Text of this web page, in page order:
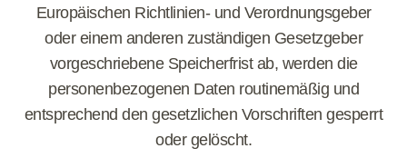
Europäischen Richtlinien- und Verordnungsgeber
oder einem anderen zuständigen Gesetzgeber
vorgeschriebene Speicherfrist ab, werden die
personenbezogenen Daten routinemäßig und
entsprechend den gesetzlichen Vorschriften gesperrt
oder gelöscht.